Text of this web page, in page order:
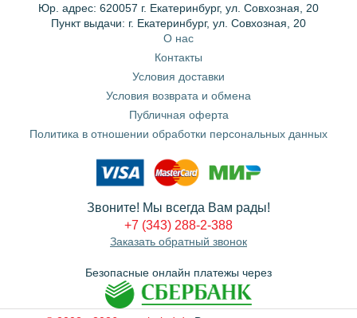
Юр. адрес: 620057 г. Екатеринбург, ул. Совхозная, 20
Пункт выдачи: г. Екатеринбург, ул. Совхозная, 20
О нас
Контакты
Условия доставки
Условия возврата и обмена
Публичная оферта
Политика в отношении обработки персональных данных
Звоните! Мы всегда Вам рады!
+7 (343) 288-2-388
Заказать обратный звонок
Безопасные онлайн платежы через